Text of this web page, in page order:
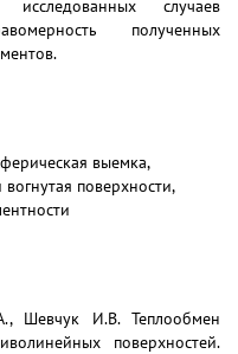
случаев
полученных
выемка,
поверхности,
Шевчук И.В. Теплообмен
поверхностей.